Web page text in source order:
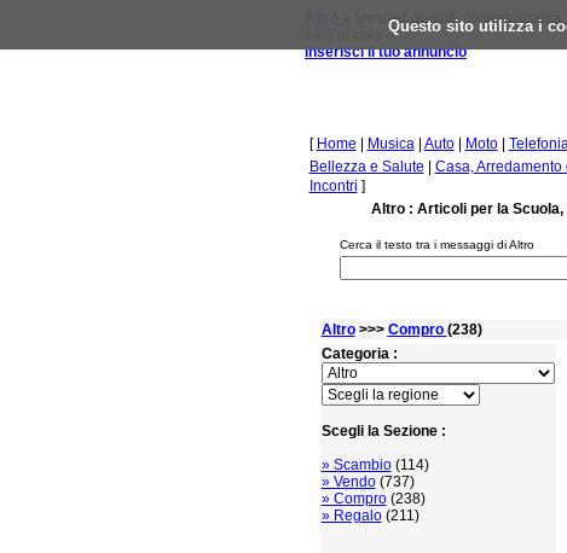
Questo sito utilizza i
annunci gratuiti, compravendita,
inserisci il tuo annuncio
[ Home Musica| Auto| Moto|
Bellezza e Salute
Casa, Arredamento
Incontri ]
Altro : Articoli per la
Cerca il testo tra i messaggi di Altro
Altro>>> Compro (238)
Categoria :
Scegli la Sezione :
» Scambio(114)
» Vendo(737)
» Compro(238)
» Regalo(211)